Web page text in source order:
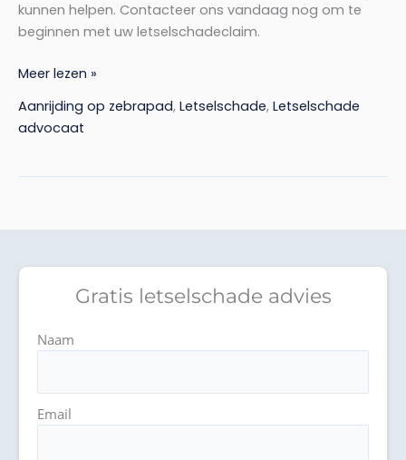
kunnen helpen. Contacteer ons vandaag nog om te
beginnen met uw letselschadeclaim.
Meer lezen »
Aanrijding op zebrapad, Letselschade, Letselschade
advocaat
Gratis letselschade advies
Naam
Email